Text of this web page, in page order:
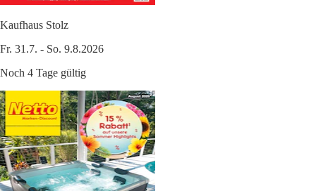
Kaufhaus Stolz
Fr. 31.7. - So. 9.8.2026
Noch 4 Tage gültig